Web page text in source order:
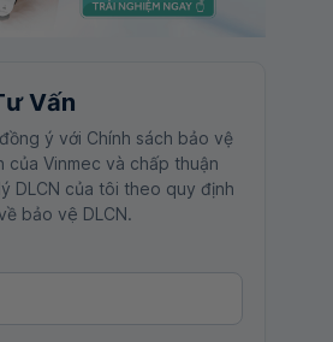
Vấn
ý với Chính sách bảo vệ
của Vinmec và chấp thuận
DLCN của tôi theo quy định
bảo vệ DLCN.